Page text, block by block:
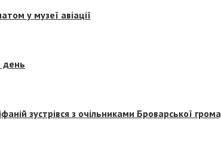
у музеї авіації
день
зустрівся з очільниками Броварської